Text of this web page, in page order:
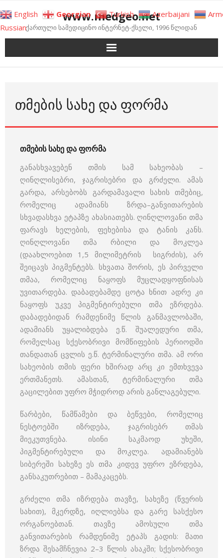
to
content
www.medgeo.net
ქართული სამედიცინო ინტერნეტ-ქსელი, 1996 წლიდან
ᲗᲛᲔᲑᲘᲡ ᲡᲐᲮᲔ ᲓᲐ ᲤᲝᲠᲛᲐ
თმების სახე და ფორმა
განასხვავებენ თმის სამ სახეობას –
ღინღლისებრი, ჯაგრისებრი და გრძელი. ამას
გარდა, არსებობს გარდამავალი სახის თმებიც,
რომელიც ადამიანს ზრდა–განვითარების
სხვადასხვა ეტაპზე ახასიათებს. ღინღლოვანი თმა
ფარავს ხელების, ფეხებისა და ტანის კანს.
ღინღლოვანი თმა რბილი და მოკლეა
(დაახლოებით 1,5 მილიმეტრის სიგრძის), არ
შეიცავს პიგმენტებს. სხვათა შორის, ეს პირველი
თმაა, რომელიც ნაყოფს მუცლადყოფნისას
უვითარდება. დაბადებამდე ცოტა ხნით ადრე კი
ნაყოფს უკვე პიგმენტირებული თმა ეზრდება.
დაბადებიდან რამდენიმე წლის განმავლობაში,
ადამიანს უყალიბდება ე.წ. შუალედური თმა,
რომელსაც სქესობრივი მომწიფების პერიოდში
თანდათან ცვლის ე.წ. ტერმინალური თმა. ამ ორი
სახეობის თმის ფერი ხშირად არც კი ემთხვევა
ერთმანეთს. ამასთან, ტერმინალური თმა
გაცილებით უფრო მჭიდროდ არის განლაგებული.
წარბები, წამწამები
და ბეწვები, რომელიც
ნესტოებში იზრდება, ჯაგრისებრ თმას
მიეკუთვნება. ისინი საკმაოდ უხეში,
პიგმენტირებული და მოკლეა. ადამიანებს
სიბერეში სახეზე ეს თმა კიდევ უფრო ეზრდება,
განსაკუთრებით – მამაკაცებს.
გრძელი თმა იზრდება თავზე, სახეზე (წვერის
სახით), მკერდზე, იღლიებსა და გარე სასქესო
ორგანოებთან. თავზე ამოსული თმა
განვითარების რამდენიმე ეტაპს გადის: მათი
ზრდა შესამჩნევია 2–3 წლის ასაკში; სქესობრივი
English Georgian Turkish Azerbaijani
Russian